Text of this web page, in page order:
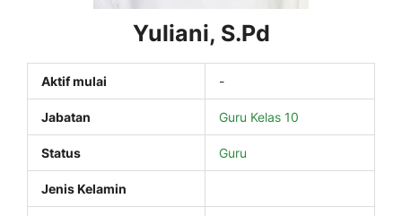
Yuliani, S.Pd
Aktif mulai -
Jabatan Guru Kelas 10
Status Guru
Jenis Kelamin